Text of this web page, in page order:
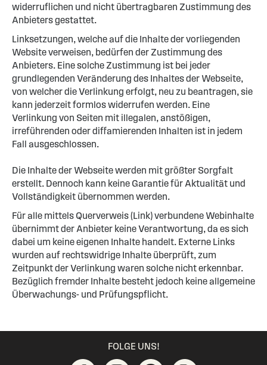
widerruflichen und nicht übertragbaren Zustimmung des
Anbieters gestattet.
Linksetzungen, welche auf die Inhalte der vorliegenden
Website verweisen, bedürfen der Zustimmung des
Anbieters. Eine solche Zustimmung ist bei jeder
grundlegenden Veränderung des Inhaltes der Webseite,
von welcher die Verlinkung erfolgt, neu zu beantragen, sie
kann jederzeit formlos widerrufen werden. Eine
Verlinkung von Seiten mit illegalen, anstößigen,
irreführenden oder diffamierenden Inhalten ist in jedem
Fall ausgeschlossen.
Die Inhalte der Webseite werden mit größter Sorgfalt
erstellt. Dennoch kann keine Garantie für Aktualität und
Vollständigkeit übernommen werden.
Für alle mittels Querverweis (Link) verbundene Webinhalte
übernimmt der Anbieter keine Verantwortung, da es sich
dabei um keine eigenen Inhalte handelt. Externe Links
wurden auf rechtswidrige Inhalte überprüft, zum
Zeitpunkt der Verlinkung waren solche nicht erkennbar.
Bezüglich fremder Inhalte besteht jedoch keine allgemeine
Überwachungs- und Prüfungspflicht.
FOLGE UNS!